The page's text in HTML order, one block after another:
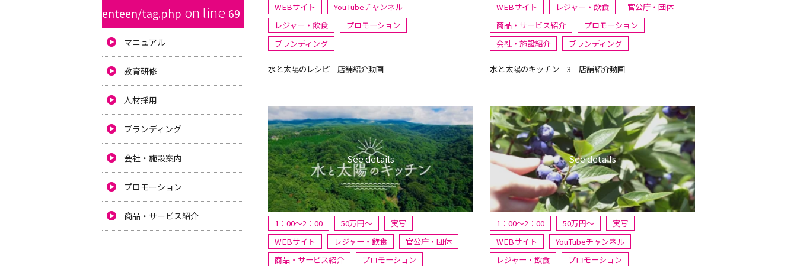
enteen/tag.php on line 69
マニュアル
教育研修
人材採用
ブランディング
会社・施設案内
プロモーション
商品・サービス紹介
WEBサイト
YouTubeチャンネル
レジャー・飲食
プロモーション
ブランディング
水と太陽のレシピ 店舗紹介動画
WEBサイト
レジャー・飲食
官公庁・団体
商品・サービス紹介
プロモーション
会社・施設紹介
ブランディング
水と太陽のキッチン 3 店舗紹介動画
1：00～2：00 50万円〜
実写
WEBサイト
レジャー・飲食
官公庁・団体
商品・サービス紹介
プロモーション
1：00～2：00 50万円〜
実写
WEBサイト
YouTubeチャンネル
レジャー・飲食
プロモーション